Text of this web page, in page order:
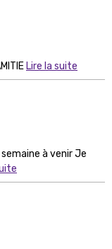
Lire la suite
à venir Je